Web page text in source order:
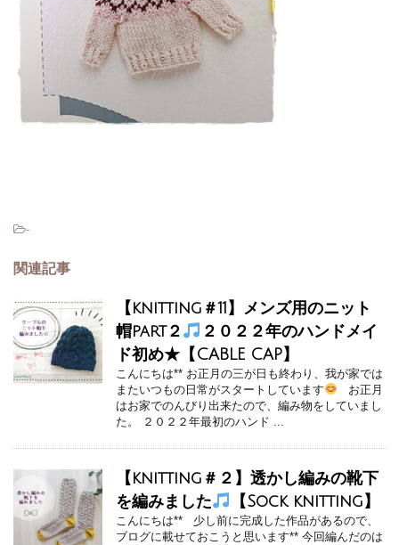
-
関連記事
【knitting＃11】メンズ用のニット
帽part２
２０２２年のハンドメイ
ド初め★【CABLE CAP】
こんにちは** お正月の三が日も終わり、我が家では
またいつもの日常がスタートしています
お正月
はお家でのんびり出来たので、編み物をしていまし
た。 ２０２２年最初のハンド ...
【knitting＃２】透かし編みの靴下
を編みました
【Sock knitting】
こんにちは** 少し前に完成した作品があるので、
ブログに載せておこうと思います** 今回編んだのは